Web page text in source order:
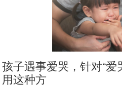
孩子遇事爱哭，针对“爱
用这种方